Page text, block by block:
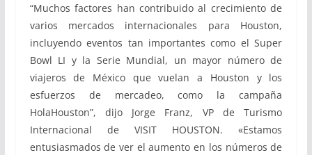
“Muchos factores han contribuido al crecimiento de
varios mercados internacionales para Houston,
incluyendo eventos tan importantes como el Super
Bowl LI y la Serie Mundial, un mayor número de
viajeros de México que vuelan a Houston y los
esfuerzos de mercadeo, como la campaña
HolaHouston”, dijo Jorge Franz, VP de Turismo
Internacional de VISIT HOUSTON. «Estamos
entusiasmados de ver el aumento en los números de